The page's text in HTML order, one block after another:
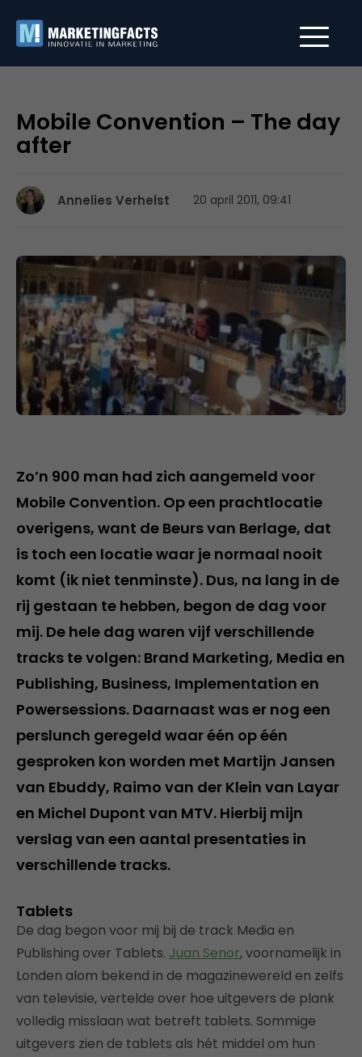
Mobile Convention – The day
after
Annelies Verhelst 20 april 2011, 09:41
Zo’n 900 man had zich aangemeld voor
Mobile Convention. Op een prachtlocatie
overigens, want de Beurs van Berlage, dat
is toch een locatie waar je normaal nooit
komt (ik niet tenminste). Dus, na lang in de
rij gestaan te hebben, begon de dag voor
mij. De hele dag waren vijf verschillende
tracks te volgen: Brand Marketing, Media en
Publishing, Business, Implementation en
Powersessions. Daarnaast was er nog een
perslunch geregeld waar één op één
gesproken kon worden met Martijn Jansen
van Ebuddy, Raimo van der Klein van Layar
en Michel Dupont van MTV. Hierbij mijn
verslag van een aantal presentaties in
verschillende tracks.
Tablets
De dag begon voor mij bij de track Media en
Publishing over Tablets. Juan Senor, voornamelijk in
Londen alom bekend in de magazinewereld en zelfs
van televisie, vertelde over hoe uitgevers de plank
volledig misslaan wat betreft tablets. Sommige
uitgevers zien de tablets als hét middel om hun